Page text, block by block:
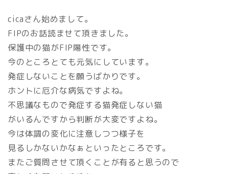
cicaさん始めまして。
FIPのお話読ませて頂きました。
保護中の猫がFIP陽性です。
今のところとても元気にしています。
発症しないことを願うばかりです。
ホントに厄介な病気ですよね。
不思議なもので発症する猫発症しない猫
がいるんですから判断が大変ですよね。
今は体調の変化に注意しつつ様子を
見るしかないかなぁといったところです。
またご質問させて頂くことが有ると思うので